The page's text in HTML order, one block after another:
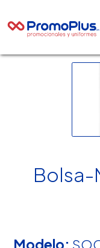
Bolsa-
Modelo: